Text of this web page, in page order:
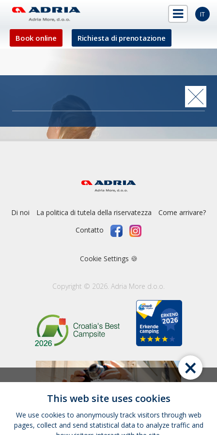
IT
Book online Richiesta di prenotazione
Di noi La politica di tutela della riservatezza
Come arrivare?
Contatto
Cookie Settings 🍪
Copyright © 2026. Adria More d.o.o.
×
This web site uses cookies
We use cookies to anonymously track visitors through web
pages, collect and send statistical data to analyze traffic and